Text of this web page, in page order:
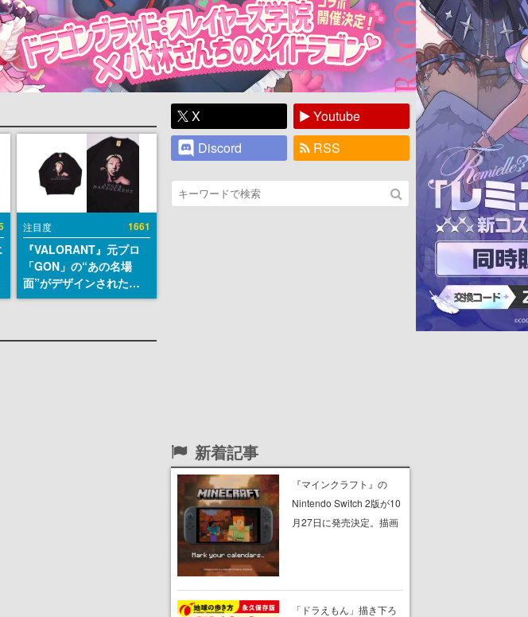
注目度 1661
『VALORANT』元プロ
「GON」の“あの名場
面”がデザインされた新
作グッズが本日8月5日よ
X
Youtube
Discord
RSS
新着記事
『マインクラフト』の
Nintendo Switch 2版が10
月27日に発売決定。描画
「ドラえもん」描き下ろ